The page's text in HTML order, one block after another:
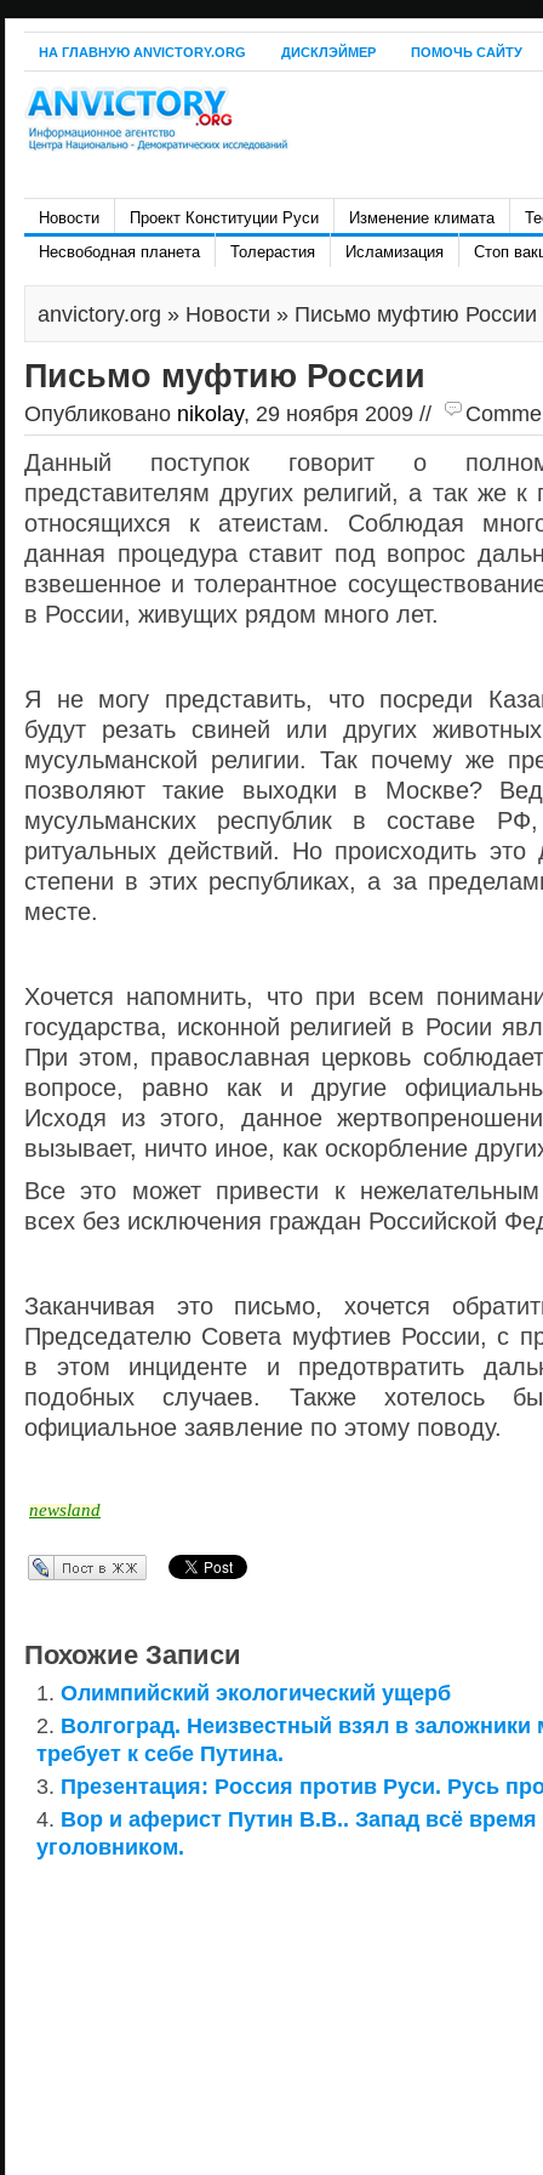
НА ГЛАВНУЮ ANVICTORY.ORG ДИСКЛЭЙМЕР ПОМОЧЬ САЙТУ
Новости Проект Конституции Руси Изменение климата
Несвободная планета
Толерастия Исламизация Стоп
anvictory.org » Новости » Письмо муфтию России
Письмо муфтию России
Опубликовано nikolay, 29 ноября 2009 //
Данный поступок говорит о
представителям других религий, а так же
относящихся к атеистам. Соблюдая
данная процедура ставит под вопрос
взвешенное и толерантное
в России, живущих рядом много лет.
Я не могу предcтавить, что посреди
будут резать свиней или других
мусульманской религии. Так почему же
позволяют такие выходки в Москве?
мусульманских республик в составе
ритуальных действий. Но происходить
степени в этих республиках, а за
месте.
Хочется напомнить, что при всем
государства, исконной религией в Росии
При этом, православная церковь
вопросе, равно как и другие
Исходя из этого, данное
вызывает, ничто иное, как оскорбление
Все это может привести к
всех без исключения граждан Российской
Заканчивая это письмо, хочется
Председателю Совета муфтиев России, с
в этом инциденте и предотвратить
подобных случаев. Также хотелось
официальное заявление по этому поводу.
newsland
Перепост в ЖЖ
Похожие Записи
Олимпийский экологический ущерб
Волгоград. Неизвестный взял в
требует к себе Путина.
Презентация: Россия против Руси. Русь
Вор и аферист Путин В.В.. Запад всё
уголовником.